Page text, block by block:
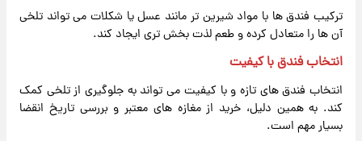
ترکیب فندق ها با مواد شیرین تر مانند عسل یا شکلات می تواند تلخی
آن ها را متعادل کرده و طعم لذت بخش تری ایجاد کند.
انتخاب فندق با کیفیت
انتخاب فندق های تازه و با کیفیت می تواند به جلوگیری از تلخی کمک
کند. به همین دلیل، خرید از مغازه های معتبر و بررسی تاریخ انقضا
بسیار مهم است.